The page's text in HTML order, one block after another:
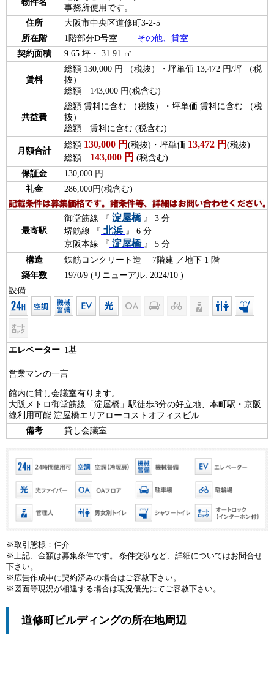
物件名
事務所使用です。
住所
大阪市中央区道修町3-2-5
所在階
1階部分D号室 その他、貸室
契約面積
9.65 坪・ 31.91 ㎡
賃料
総額 130,000 円 （税抜）・坪単価 13,472 円/坪 （税
抜）
総額 143,000 円(税含む)
共益費
総額 賃料に含む （税抜）・坪単価 賃料に含む （税
抜）
総額 賃料に含む (税含む)
月額合計
総額 130,000 円 (税抜)・坪単価 13,472 円 (税抜)
総額 143,000 円 (税含む)
保証金
130,000 円
礼金
286,000円(税含む)
最寄駅
御堂筋線 『 淀屋橋 』 3 分
堺筋線 『 北浜 』 6 分
京阪本線 『 淀屋橋 』 5 分
構造
鉄筋コンクリート造 7階建 ／地下 1 階
築年数
1970/9 (リニューアル: 2024/10 )
設備
エレベーター 1基
営業マンの一言
館内に貸し会議室有ります。
大阪メトロ御堂筋線「淀屋橋」駅徒歩3分の好立地、本町駅・京阪
線利用可能 淀屋橋エリアローコストオフィスビル
備考
貸し会議室
※取引態様：仲介
※上記、金額は募集条件です。 条件交渉など、詳細についてはお問合せ
下さい。
※広告作成中に契約済みの場合はご容赦下さい。
※図面等現況が相違する場合は現況優先にてご容赦下さい。
道修町ビルディングの所在地周辺